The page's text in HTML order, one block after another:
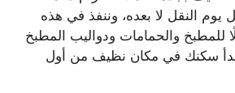
يوم النقل لا بعده، وننفذ في هذه
للمطبخ والحمامات ودواليب المطبخ
سكنك في مكان نظيف من أول